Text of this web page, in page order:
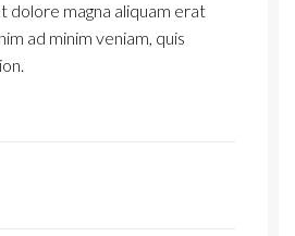
dolore magna aliquam erat
ad minim veniam, quis